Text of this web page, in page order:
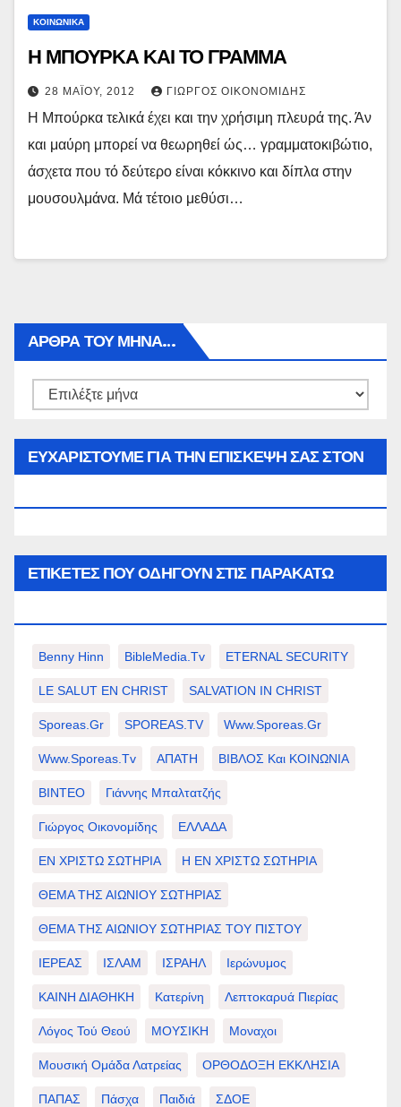
ΚΟΙΝΩΝΙΚΑ
Η ΜΠΟΥΡΚΑ ΚΑΙ ΤΟ ΓΡΑΜΜΑ
28 ΜΑΪ́ΟΥ, 2012 ΓΙΏΡΓΟΣ ΟΙΚΟΝΟΜΊΔΗΣ
Η Μπούρκα τελικά έχει και την χρήσιμη πλευρά της. Άν
και μαύρη μπορεί να θεωρηθεί ώς… γραμματοκιβώτιο,
άσχετα που τό δεύτερο είναι κόκκινο και δίπλα στην
μουσουλμάνα. Μά τέτοιο μεθύσι…
ΑΡΘΡΑ ΤΟΥ ΜΉΝΑ…
Αρθρα
ΕΥΧΑΡΙΣΤΟΥΜΕ ΓΙΑ ΤΗΝ ΕΠΙΣΚΕΨΗ ΣΑΣ ΣΤΟΝ
ΕΤΙΚΈΤΕΣ ΠΟΥ ΟΔΗΓΟΎΝ ΣΤΙΣ ΠΑΡΑΚΆΤΩ
Benny Hinn BibleMedia.tv ETERNAL SECURITY
LE SALUT EN CHRIST SALVATION IN CHRIST
Sporeas.gr SPOREAS.TV Www.sporeas.gr
Www.sporeas.tv ΑΠΑΤΗ ΒΙΒΛΟΣ Και ΚΟΙΝΩΝΙΑ
ΒΙΝΤΕΟ Γιάννης Μπαλτατζής
Γιώργος Οικονομίδης ΕΛΛΑΔΑ
ΕΝ ΧΡΙΣΤΩ ΣΩΤΗΡΙΑ Η ΕΝ ΧΡΙΣΤΩ ΣΩΤΗΡΙΑ
ΘΕΜΑ ΤΗΣ ΑΙΩΝΙΟΥ ΣΩΤΗΡΙΑΣ
ΘΕΜΑ ΤΗΣ ΑΙΩΝΙΟΥ ΣΩΤΗΡΙΑΣ ΤΟΥ ΠΙΣΤΟΥ
ΙΕΡΕΑΣ ΙΣΛΑΜ ΙΣΡΑΗΛ Ιερώνυμος
ΚΑΙΝΗ ΔΙΑΘΗΚΗ Κατερίνη Λεπτοκαρυά Πιερίας
Λόγος Τού Θεού ΜΟΥΣΙΚΗ Μοναχοι
Μουσική Ομάδα Λατρείας ΟΡΘΟΔΟΞΗ ΕΚΚΛΗΣΙΑ
ΠΑΠΑΣ Πάσχα Παιδιά ΣΔΟΕ